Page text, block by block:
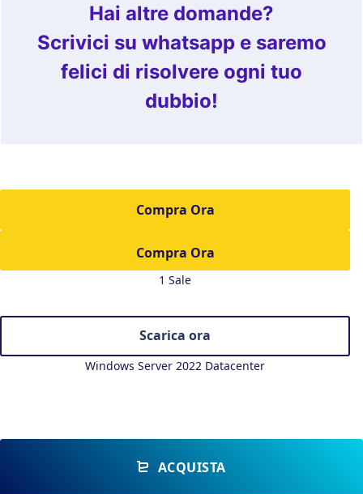
Hai altre domande?
Scrivici su whatsapp e saremo
felici di risolvere ogni tuo
dubbio!
Compra Ora
1 Sale
Scarica ora
Windows Server 2022 Datacenter
ACQUISTA